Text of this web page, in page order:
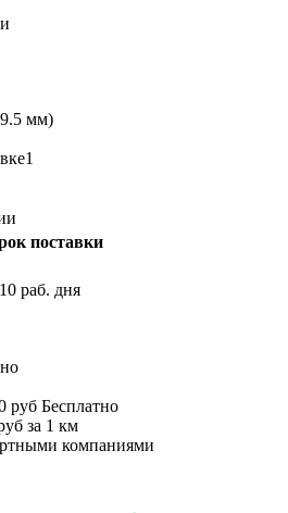
мм)
1
поставки
раб. дня
руб Бесплатно
за 1 км
компаниями